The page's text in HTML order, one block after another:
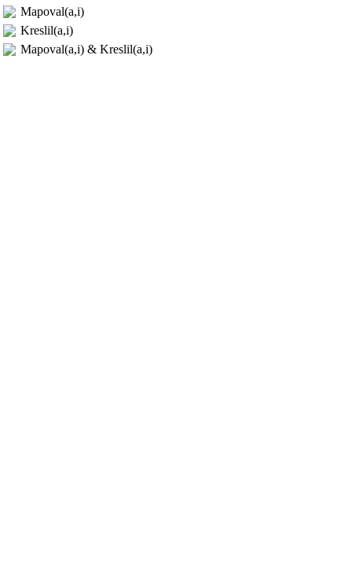
Mapoval(a,i)
Kreslil(a,i)
Mapoval(a,i) & Kreslil(a,i)